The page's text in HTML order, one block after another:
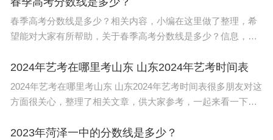
春季高考分数线是多少？相关内容，小编在这里做了整理，希
望能对大家有所帮助，关于春季高考分数线是多少？信息，一
440分之间(文史 475分,理工 46
2024年艺考在哪里考山东 山东2024年艺考时间表
2024年艺考在哪里考山东 山东2024年艺考时间表很多朋友对这
方面很关心，整理了相关文章，供大家参考，一起来看一下
类的笔试科目考试时间为2023
2023年菏泽一中的分数线是多少？